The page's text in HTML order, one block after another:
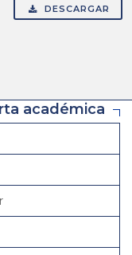
DESCARGAR
académica